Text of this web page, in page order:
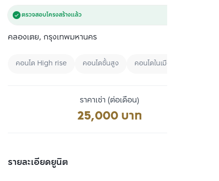
ตรวจสอบโครงสร้างแล้ว
คลองเตย, กรุงเทพมหานคร
คอนโด High rise คอนโดชั้นสูง คอนโดในเมือง
ราคาเช่า (ต่อเดือน)
25,000 บาท
รายละเอียดยูนิต